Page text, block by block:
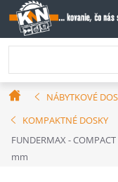
Prejsť
na
obsah
DomovNÁBYTKOVÉ
KOMPAKTNÉ DOSKY
FUNDERMAX -
mm